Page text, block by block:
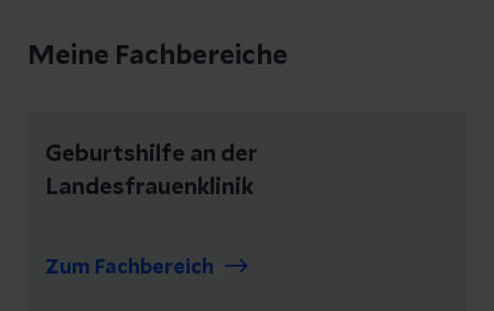
Meine Fachbereiche
Geburtshilfe an der
Landesfrauenklinik
Zum Fachbereich